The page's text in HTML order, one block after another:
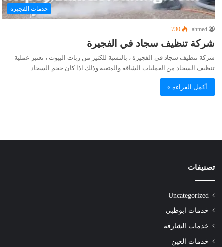
خدمات الفجيرة
ahmed
730
شركة تنظيف سجاد في الفجيرة
شركة تنظيف سجاد في الفجيرة ، بالنسبة للكثير من ربات البيوت ، تعتبر عملية
تنظيف السجاد من العمليات الشاقة والمتعبة وذلك اذا كان حجم السجاد…
أكمل القراءة »
تصنيفات
Uncategorized
خدمات ابوظبى
خدمات الشارقة
خدمات العين